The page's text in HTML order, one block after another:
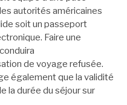
autorités américaines
soit un passeport
Faire une
de voyage refusée.
également que la validité
la durée du séjour sur